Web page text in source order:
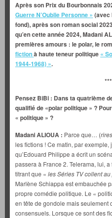
Après son Prix du Bourbonnais
Guerre N’Oublie Personne » (avec
fond), après son roman social
qu’en cette année 2024, Madani
premières amours : le polar, le
fictionà haute teneur politique «
1944-1968) ».
***
Pensez BiBi : Dans ta quatrième
qualifié de «polar politique » ?
« politique » ?
Madani ALIOUA : Parce que… (rires
les fictions ! Ce matin, par exemple,
qu’Edouard Philippe a écrit un
passera à France 2. Telerama, lui,
titrant que « les Séries TV collent
Marlène Schiappa est embauchée
propre comédie politique. Le «
en tête de gondole mais seulement
consensuels. Lorsque ce sont des